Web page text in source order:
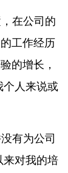
在公司的
工作经历
的增长，
个人来说或
有为公司
来对我的培